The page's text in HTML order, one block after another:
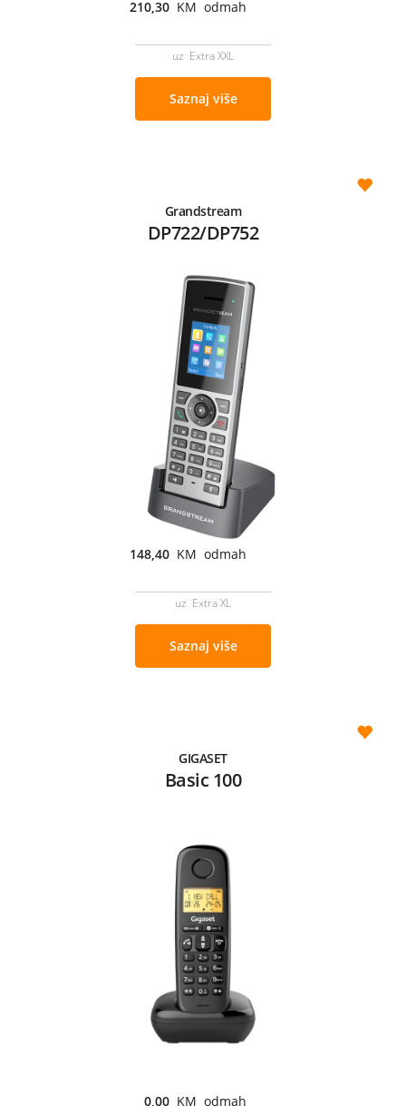
210,30 KM odmah
uz Extra XXL
Saznaj više
Grandstream
DP722/DP752
148,40 KM odmah
uz Extra XL
Saznaj više
GIGASET
Basic 100
0,00 KM odmah